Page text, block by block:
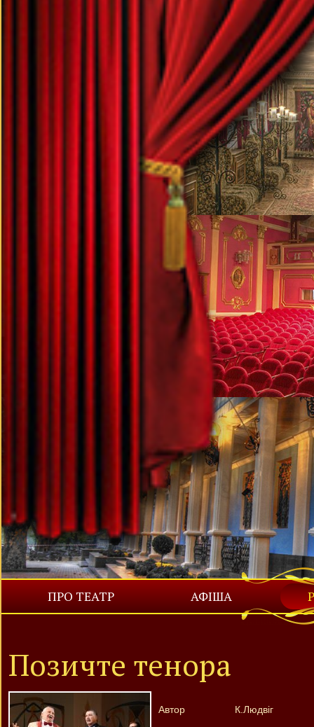
ПРО ТЕАТР АФІША
Позичте тенора
Автор К.Людвіг